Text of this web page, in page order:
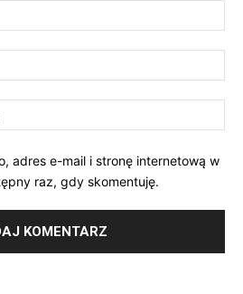
adres e-mail i stronę internetową w
raz, gdy skomentuję.